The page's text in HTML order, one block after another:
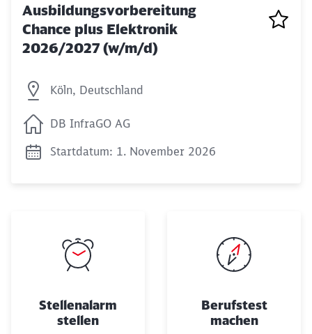
Ausbildungsvorbereitung
Chance plus Elektronik
2026/2027 (w/m/d)
Köln, Deutschland
DB InfraGO AG
Startdatum: 1. November 2026
Stellenalarm
stellen
Berufstest
machen
Abbrechen